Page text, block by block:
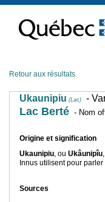
contenu
Retour aux résultats
Ukaunipiu (Lac) -
Lac Berté - Nom
Origine et signification
Ukaunipiu, ou Ukâunipîu,
Innus utilisent pour
Sources